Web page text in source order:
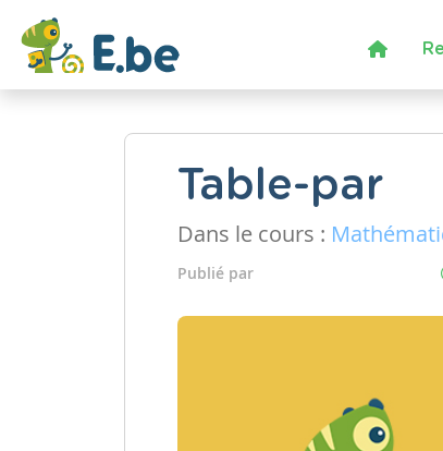
Table-par
Dans le cours :
Publié par